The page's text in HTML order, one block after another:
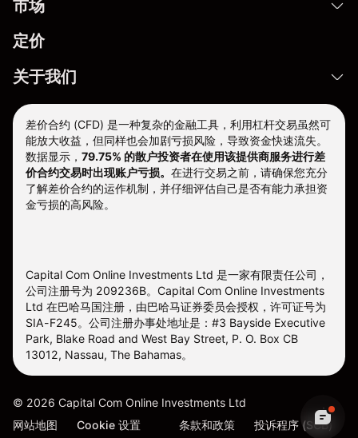
市场
定价
关于我们
差价合约 (CFD) 是一种复杂的金融工具，利用杠杆交易虽然可
能放大收益，但同样也会加剧亏损风险，导致资金快速流失。
数据显示， 79.75% 的散户投资者在使用该提供商服务进行差
价合约交易时出现账户亏损。 在进行交易之前，请确保您充分
了解差价合约的运作机制，并仔细评估自己是否有能力承担资
金亏损的高风险。
Capital Com Online Investments Ltd 是一家有限责任公司，
公司注册号为 209236B。Capital Com Online Investments
Ltd 在巴哈马国注册，由巴哈马证券委员会授权，许可证号为
SIA-F245。公司注册办事处地址是：#3 Bayside Executive
Park, Blake Road and West Bay Street, P. O. Box CB
13012, Nassau, The Bahamas。
© 2026 Capital Com Online Investments Ltd
网站地图
Cookie 设置 条款和政策 投诉程序 (SCB)